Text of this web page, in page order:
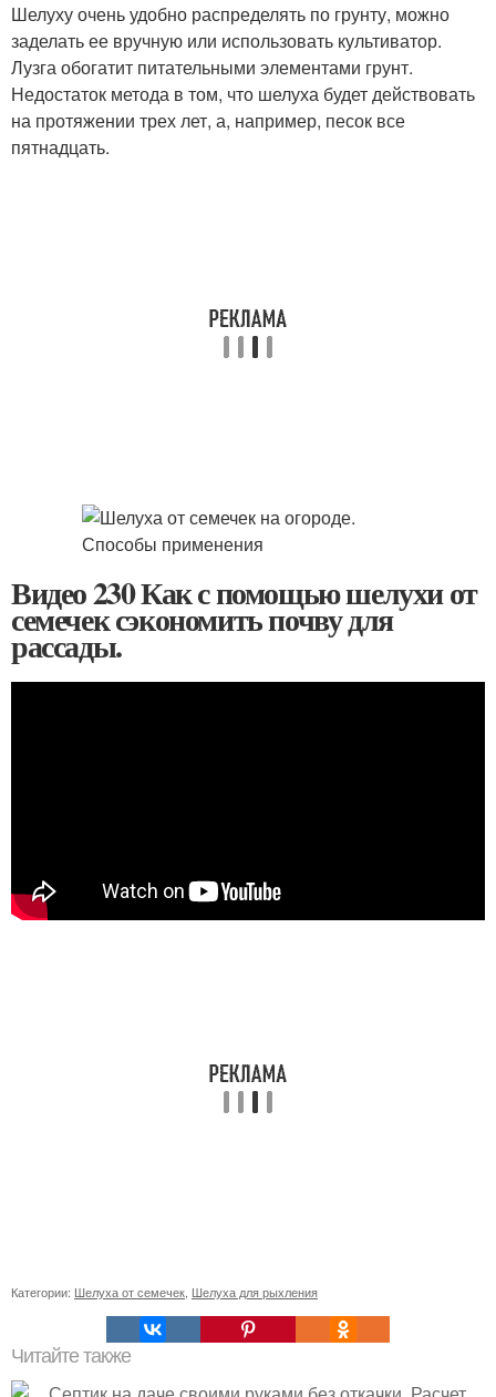
Шелуху очень удобно распределять по грунту, можно
заделать ее вручную или использовать культиватор.
Лузга обогатит питательными элементами грунт.
Недостаток метода в том, что шелуха будет действовать
на протяжении трех лет, а, например, песок все
пятнадцать.
Видео 230 Как с помощью шелухи от
семечек сэкономить почву для
рассады.
Категории: Шелуха от семечек Шелуха для рыхления
Читайте также